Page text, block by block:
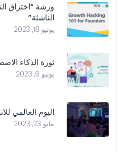
ورشة “اختراق
الناشئة”
يونيو 18, 2023
ثورة الذكاء
يونيو 6, 2023
اليوم العالمي
مايو 23, 2023